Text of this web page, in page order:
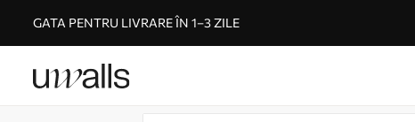
GATA PENTRU LIVRARE ÎN 1–3 ZILE